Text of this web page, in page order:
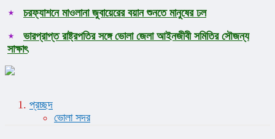
চরফ্যাশনে মাওলানা জুবায়েরের বয়ান শুনতে মানুষের ঢল
ভারপ্রাপ্ত রাষ্ট্রপতির সঙ্গে ভোলা জেলা আইনজীবী সমিতির সৌজন্য
সাক্ষাৎ
প্রচ্ছদ
ভোলা সদর